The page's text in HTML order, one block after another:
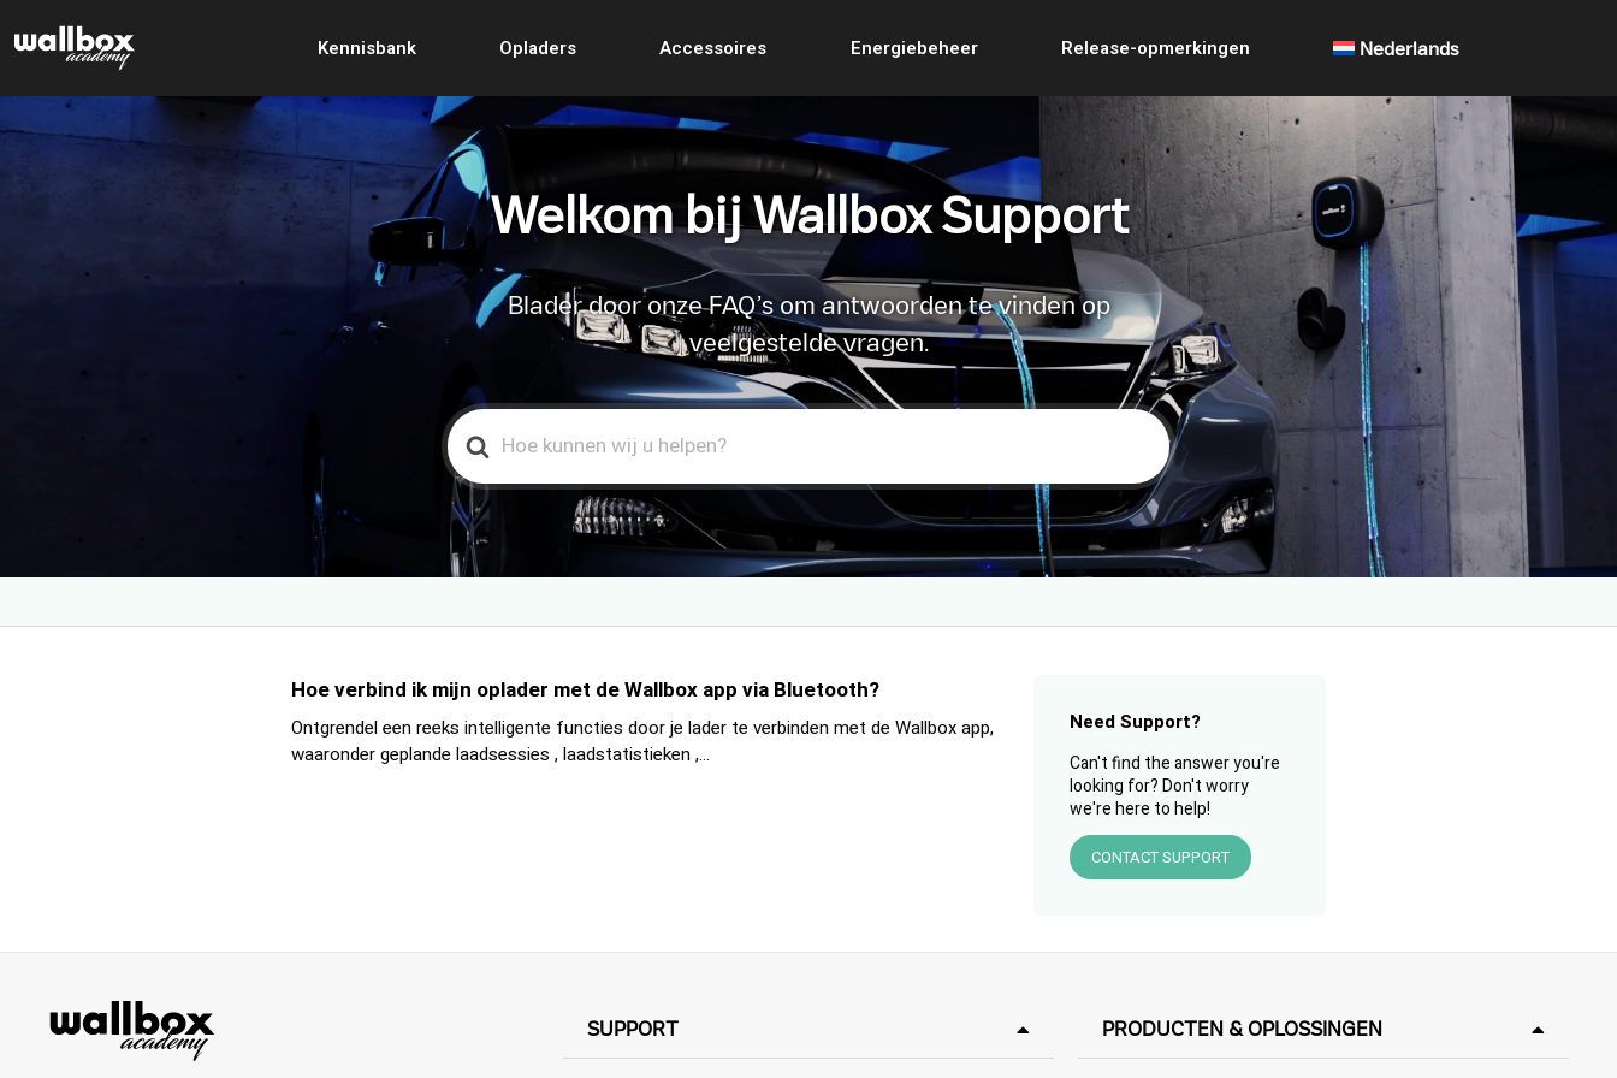
Kennisbank Opladers Accessoires Energiebeheer Release-opmerkingen Nederlands
Welkom bij Wallbox Support
Blader door onze FAQ’s om antwoorden te vinden op
veelgestelde vragen.
Search
For
Hoe verbind ik mijn oplader met de Wallbox app via Bluetooth?
Ontgrendel een reeks intelligente functies door je lader te verbinden met de Wallbox app,
waaronder geplande laadsessies , laadstatistieken ,...
Need Support?
Can't find the answer you're
looking for? Don't worry
we're here to help!
CONTACT SUPPORT
SUPPORT PRODUCTEN & OPLOSSINGEN